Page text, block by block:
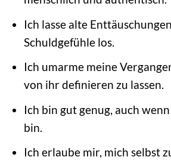
Ich lasse alte
Schuldgefühle los.
Ich umarme meine
von ihr definieren zu lassen.
Ich bin gut genug, auch
bin.
Ich erlaube mir, mich selbst